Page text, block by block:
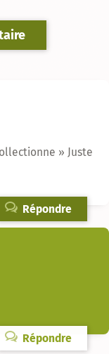
» Juste
Répondre
Répondre